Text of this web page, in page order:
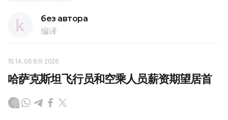
без автора
编译
15:14, 06 8月 2026
哈萨克斯坦飞行员和空乘人员薪资期望居首